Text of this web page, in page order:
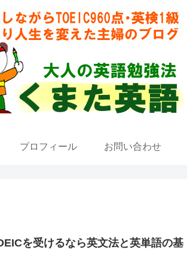
プロフィール お問い合わせ
を受けるなら英文法と英単語の基